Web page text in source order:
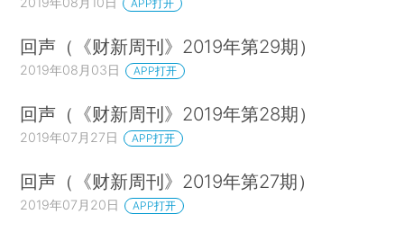
APP打开
回声（《财新周刊》2019年第29期）
2019年08月03日 APP打开
回声（《财新周刊》2019年第28期）
2019年07月27日 APP打开
回声（《财新周刊》2019年第27期）
2019年07月20日 APP打开